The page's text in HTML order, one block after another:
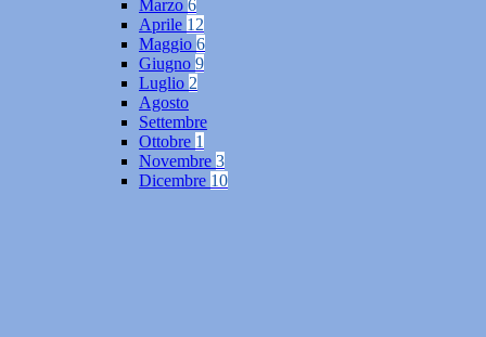
Marzo 6
Aprile 12
Maggio 6
Giugno 9
Luglio 2
Agosto
Settembre
Ottobre 1
Novembre 3
Dicembre 10